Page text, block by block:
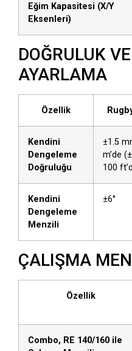
Eğim Kapasitesi (X/Y
Eksenleri)
DOĞRULUK
AYARLAMA
Özellik
Kendini
Dengeleme
Doğruluğu
±1.5
m’de
100
Kendini
Dengeleme
Menzili
±6°
ÇALIŞMA
Özellik
Combo, RE 140/160 ile